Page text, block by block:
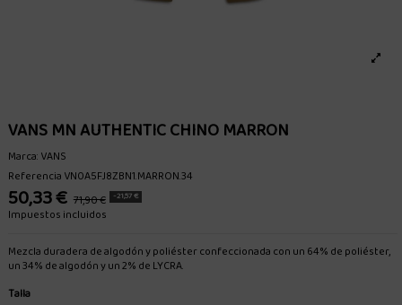
VANS MN AUTHENTIC CHINO MARRON
Marca:VANS
ReferenciaVN0A5FJ8ZBN1.MARRON.34
50,33 € 71,90 € -21,57 €
Impuestos incluidos
Mezcla duradera de algodón y poliéster confeccionada con un 64% de poliéster,
un 34% de algodón y un 2% de LYCRA.
Talla